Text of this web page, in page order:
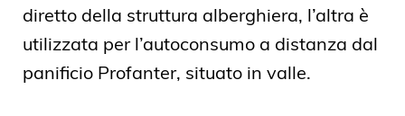
diretto della struttura alberghiera, l’altra è
utilizzata per l’autoconsumo a distanza dal
panificio Profanter, situato in valle.